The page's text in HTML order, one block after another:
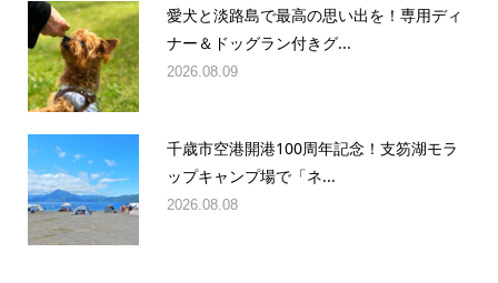
愛犬と淡路島で最高の思い出を！専用ディ
ナー＆ドッグラン付きグ...
千歳市空港開港100周年記念！支笏湖モラ
ップキャンプ場で「ネ...